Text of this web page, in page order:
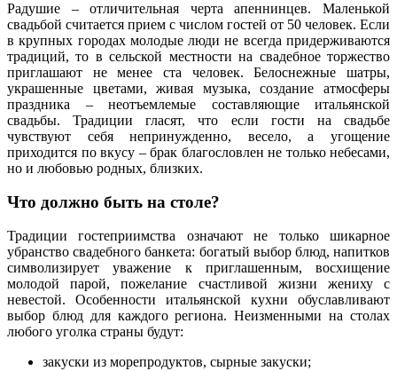
Радушие – отличительная черта апеннинцев. Маленькой
свадьбой считается прием с числом гостей от 50 человек. Если
в крупных городах молодые люди не всегда придерживаются
традиций, то в сельской местности на свадебное торжество
приглашают не менее ста человек. Белоснежные шатры,
украшенные цветами, живая музыка, создание атмосферы
праздника – неотъемлемые составляющие итальянской
свадьбы. Традиции гласят, что если гости на свадьбе
чувствуют себя непринужденно, весело, а угощение
приходится по вкусу – брак благословлен не только небесами,
но и любовью родных, близких.
Что должно быть на столе?
Традиции гостеприимства означают не только шикарное
убранство свадебного банкета: богатый выбор блюд, напитков
символизирует уважение к приглашенным, восхищение
молодой парой, пожелание счастливой жизни жениху с
невестой. Особенности итальянской кухни обуславливают
выбор блюд для каждого региона. Неизменными на столах
любого уголка страны будут:
закуски из морепродуктов, сырные закуски;